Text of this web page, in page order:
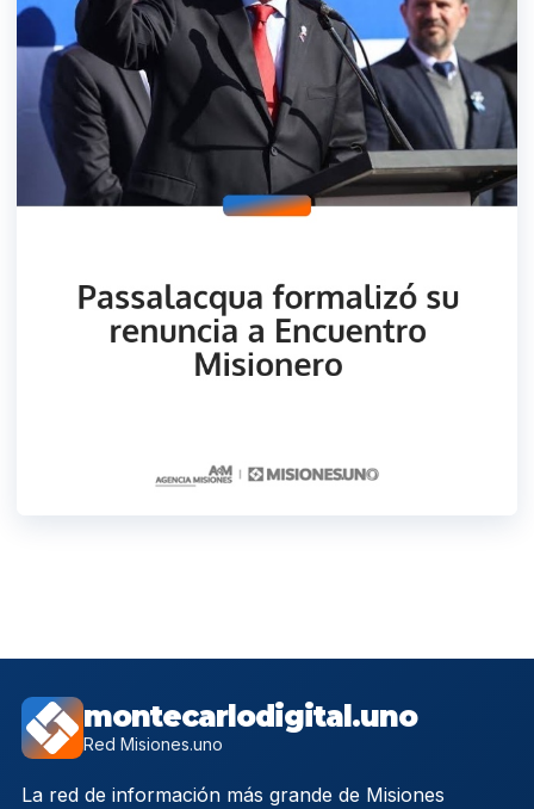
montecarlodigital.uno
Red Misiones.uno
La red de información más grande de Misiones